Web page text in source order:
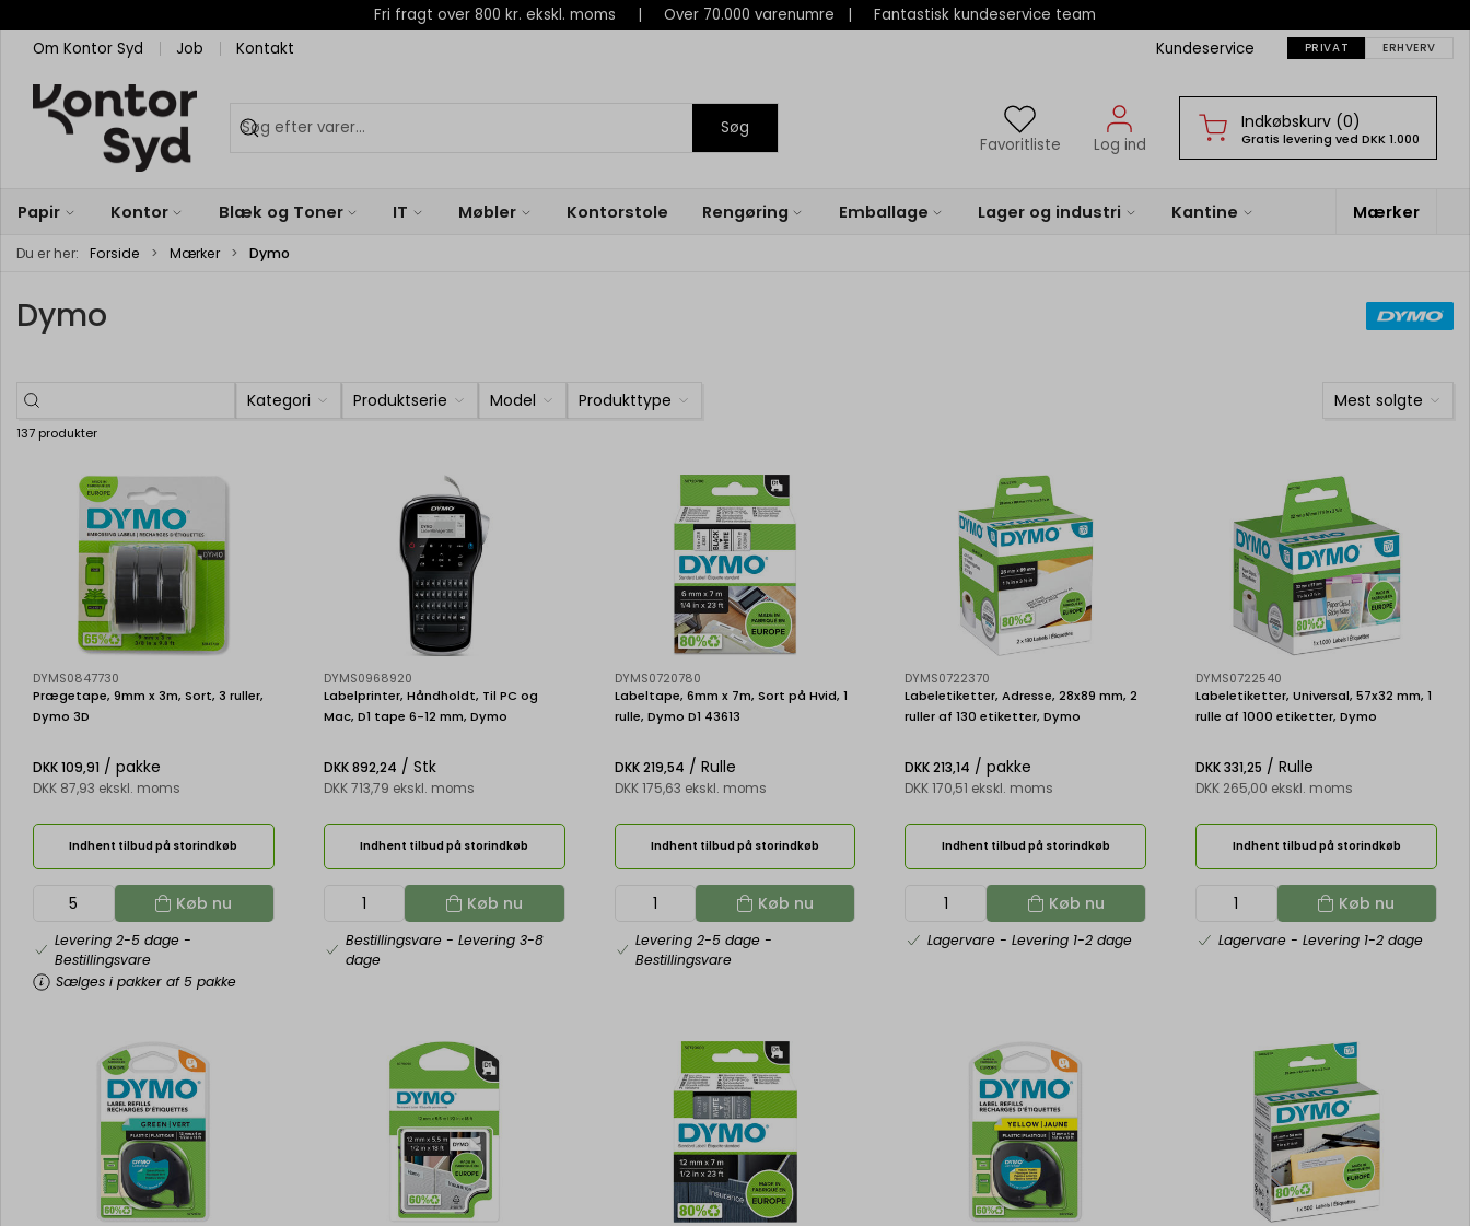
Fri fragt over 800 kr. ekskl. moms | Over 70.000 varenumre | Fantastisk kundeservice team
Om Kontor Syd
Job Kontakt Kundeservice PRIVAT ERHVERV
Søg
Favoritliste
Log ind
Indkøbskurv (0)
Gratis levering ved DKK 1.000
Papir Kontor Blæk og Toner IT Møbler Kontorstole Rengøring Emballage Lager og industri Kantine Mærker
Du er her: Forside Mærker Dymo
Dymo
Kategori Produktserie Model Produkttype Mest solgte
137 produkter
DYMS0847730
Prægetape, 9mm x 3m, Sort, 3 ruller,
Dymo 3D
DKK 109,91 / pakke
DKK 87,93 ekskl. moms
Indhent tilbud på storindkøb
Køb nu
Levering 2-5 dage-
Bestillingsvare
Sælges i pakker af 5 pakke
DYMS0968920
Labelprinter, Håndholdt, Til PC og
Mac, D1 tape 6-12 mm, Dymo
DKK 892,24 / Stk
DKK 713,79 ekskl. moms
Indhent tilbud på storindkøb
Køb nu
Bestillingsvare- Levering 3-8
dage
DYMS0720780
Labeltape, 6mm x 7m, Sort på Hvid, 1
rulle, Dymo D1 43613
DKK 219,54 / Rulle
DKK 175,63 ekskl. moms
Indhent tilbud på storindkøb
Køb nu
Levering 2-5 dage -
Bestillingsvare
DYMS0722370
Labeletiketter, Adresse, 28x89 mm, 2
ruller af 130 etiketter, Dymo
DKK 213,14 / pakke
DKK 170,51 ekskl. moms
Indhent tilbud på storindkøb
Køb nu
Lagervare - Levering 1-2 dage
DYMS0722540
Labeletiketter, Universal, 57x32 mm, 1
rulle af 1000 etiketter, Dymo
DKK 331,25 / Rulle
DKK 265,00 ekskl. moms
Indhent tilbud på storindkøb
Køb nu
Lagervare - Levering 1-2 dage